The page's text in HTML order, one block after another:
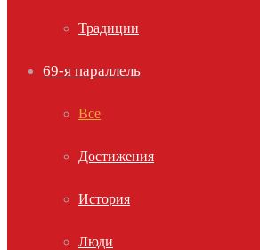
Традиции
69-я параллель
Все
Достижения
История
Люди